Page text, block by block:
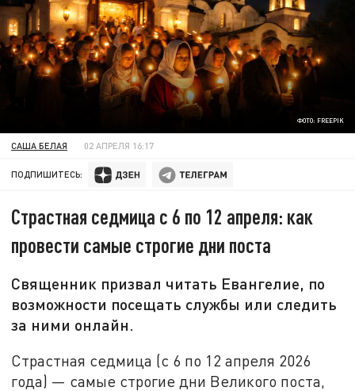
ФОТО: FREEPIK
САША БЕЛАЯ 02 АПРЕЛЯ 16:17
ПОДПИШИТЕСЬ:
Страстная седмица с 6 по 12 апреля: как
провести самые строгие дни поста
Священник призвал читать Евангелие, по
возможности посещать службы или следить
за ними онлайн.
Страстная седмица (с 6 по 12 апреля 2026
года) — самые строгие дни Великого поста,